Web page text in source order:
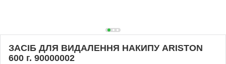
ЗАСІБ ДЛЯ ВИДАЛЕННЯ НАКИПУ ARISTON
600 г. 90000002